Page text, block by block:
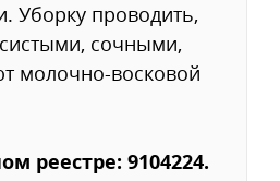
Уборку проводить,
сочными,
молочно-восковой
реестре: 9104224.